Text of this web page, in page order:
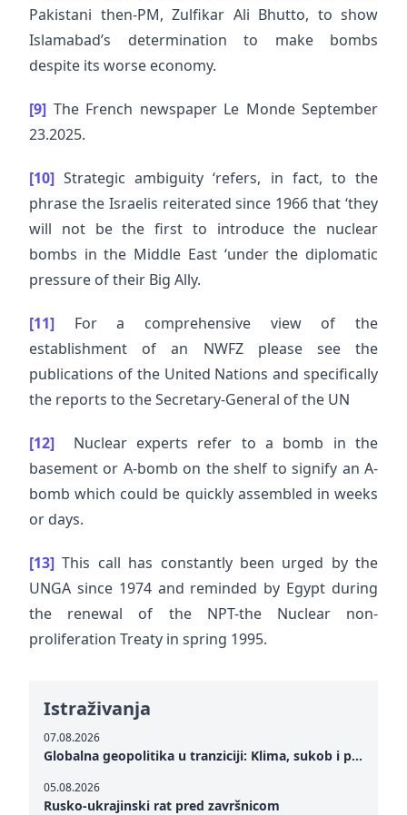
Pakistani then-PM, Zulfikar Ali Bhutto, to show
Islamabad’s determination to make bombs
despite its worse economy.
[9] The French newspaper Le Monde September
23.2025.
[10] Strategic ambiguity ‘refers, in fact, to the
phrase the Israelis reiterated since 1966 that ‘they
will not be the first to introduce the nuclear
bombs in the Middle East ‘under the diplomatic
pressure of their Big Ally.
[11] For a comprehensive view of the
establishment of an NWFZ please see the
publications of the United Nations and specifically
the reports to the Secretary-General of the UN
[12] Nuclear experts refer to a bomb in the
basement or A-bomb on the shelf to signify an A-
bomb which could be quickly assembled in weeks
or days.
[13] This call has constantly been urged by the
UNGA since 1974 and reminded by Egypt during
the renewal of the NPT-the Nuclear non-
proliferation Treaty in spring 1995.
Istraživanja
07.08.2026
Globalna geopolitika u tranziciji: Klima, sukob i potraga za mirom
05.08.2026
Rusko-ukrajinski rat pred završnicom